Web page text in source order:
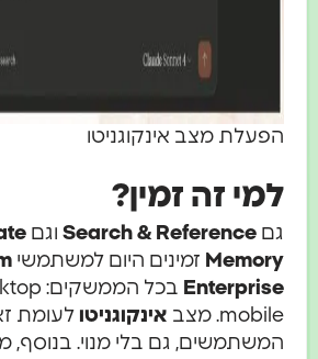
הפעלת מצב אינקוגניטו
למי זה זמין?
גם Search & Reference וגם
Memory זמינים היום למשתמשי
Enterprise
mobile. מצב
אינקוגניטו לעומת